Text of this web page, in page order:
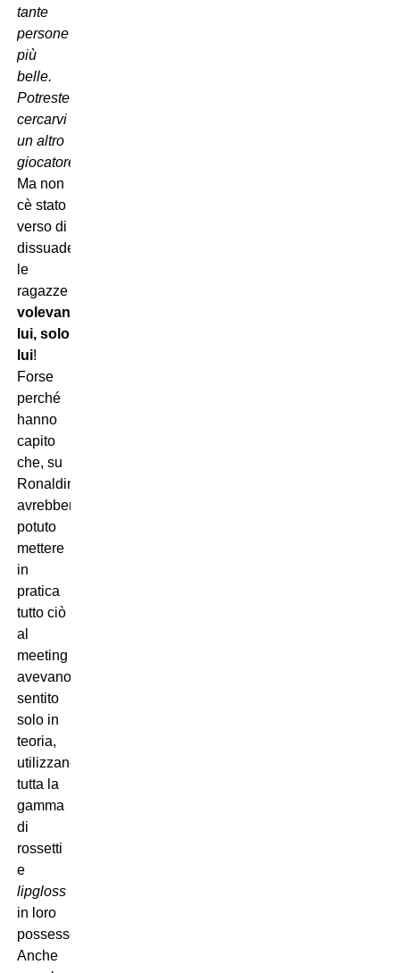
tante
persone
più
belle.
Potreste
cercarvi
un altro
giocatore
Ma non
cè stato
verso di
dissuaderle:
le
ragazze
volevano
lui, solo
lui!
Forse
perché
hanno
capito
che, su
Ronaldinho,
avrebbero
potuto
mettere
in
pratica
tutto ciò
al
meeting
avevano
sentito
solo in
teoria,
utilizzando
tutta la
gamma
di
rossetti
e
lipgloss
in loro
possesso.
Anche